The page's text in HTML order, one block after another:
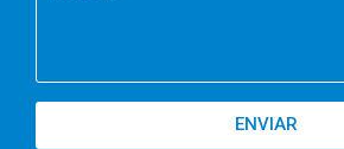
ENVIAR